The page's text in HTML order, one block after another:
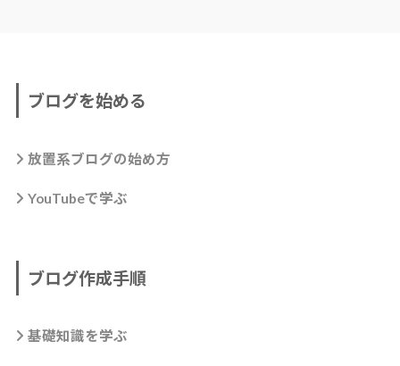
ブログを始める
放置系ブログの始め方
YouTubeで学ぶ
ブログ作成手順
基礎知識を学ぶ